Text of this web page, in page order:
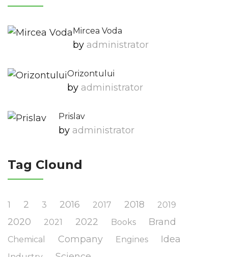
Mircea Voda
by Administrator
Orizontului
by Administrator
Prislav
by Administrator
Tag Clound
1 2 3 2016 2017 2018 2019
2020 2021 2022 Books Brand
Chemical Company Engines Idea